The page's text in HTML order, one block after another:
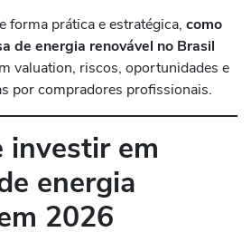
forma prática e estratégica, como
de energia renovável no Brasil
valuation, riscos, oportunidades e
por compradores profissionais.
investir em
energia
2026